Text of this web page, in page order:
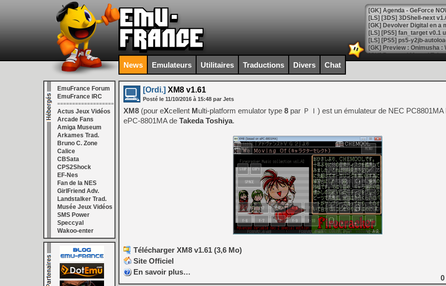
[GK] Agenda - GeForce
[GK] Devolver Digital en a
[LS] [PS5] ps5-y2jb-
[GK] Pourquoi Marvel
[GK] Test : Restory : Chill
[GK] GTA 6 : Rockstar
[GK] Hot Wheels Infinite
[GK] Mémoire cash -
[GK] Résultats Nintendo :
[GK] Déjà des
[Mo5] Brickboy cherche à
[GK] Minecraft et ses «
[GK] Beast of
[GK] Ubisoft : fin de partie
[GK] Mémoire cash -
[GK] Dan Houser (GTA)
[GK] Comment EA Sports
[GK] Crimson Moon : un
[GK] Isle of Reveries : le
[GK] Moonlighter 2 : The
[GK] Capcom relance
[Mo5] Deux inédits du
[GK] Le beat'em up The
[GK] Endless Legend 2 :
News Emulateurs Utilitaires Traductions Divers Chat
EmuFrance Forum
EmuFrance IRC
===================
Actus Jeux Vidéos
Arcade Fans
Amiga Museum
Arkames Trad.
Bruno C. Zone
Calice
CBSata
CPS2Shock
EF-Nes
Fan de la NES
GirlFriend Adv.
Landstalker Trad.
Musée Jeux Vidéos
SMS Power
Speccyal
Wakoo-enter
[Ordi.] XM8 v1.61
Posté le 11/10/2016 à 15:48 par Jets
XM8 (pour eXcellent Multi-platform emulator type 8 par ＰＩ) est un émulateur de NEC PC8801MA
ePC-8801MA de Takeda Toshiya.
Télécharger XM8 v1.61 (3,6 Mo)
Site Officiel
En savoir plus…
0